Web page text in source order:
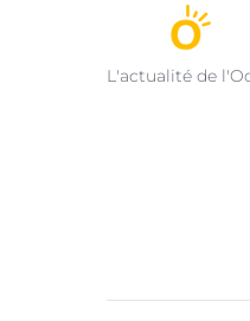
L'actualité de